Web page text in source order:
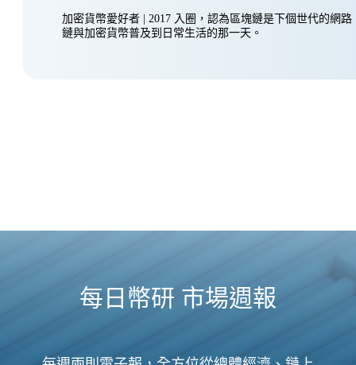
加密貨幣愛好者 | 2017 入圈，認為區塊鏈是下個世代的網路
鏈與加密貨幣普及到日常生活的那一天。
每日幣研 市場週報